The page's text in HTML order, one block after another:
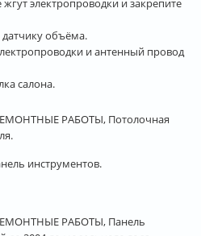
объёма.
и антенный провод
салона.
РАБОТЫ, Потолочная
инструментов.
РАБОТЫ, Панель